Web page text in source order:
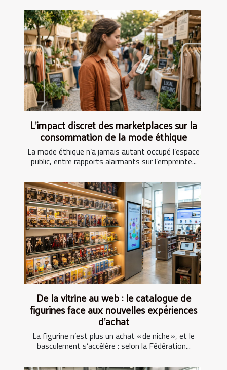
L’impact discret des marketplaces sur la
consommation de la mode éthique
La mode éthique n’a jamais autant occupé l’espace
public, entre rapports alarmants sur l’empreinte...
De la vitrine au web : le catalogue de
figurines face aux nouvelles expériences
d’achat
La figurine n’est plus un achat « de niche », et le
basculement s’accélère : selon la Fédération...